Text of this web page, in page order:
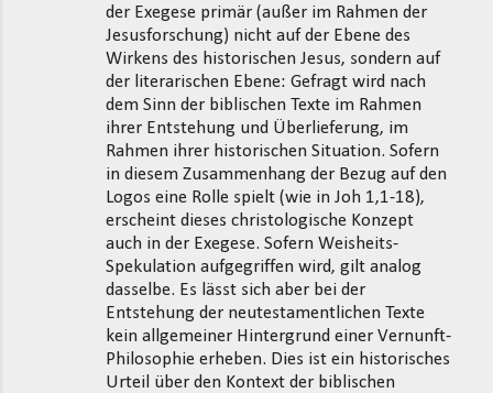
der Exegese primär (außer im Rahmen der
Jesusforschung) nicht auf der Ebene des
Wirkens des historischen Jesus, sondern auf
der literarischen Ebene: Gefragt wird nach
dem Sinn der biblischen Texte im Rahmen
ihrer Entstehung und Überlieferung, im
Rahmen ihrer historischen Situation. Sofern
in diesem Zusammenhang der Bezug auf den
Logos eine Rolle spielt (wie in Joh 1,1-18),
erscheint dieses christologische Konzept
auch in der Exegese. Sofern Weisheits-
Spekulation aufgegriffen wird, gilt analog
dasselbe. Es lässt sich aber bei der
Entstehung der neutestamentlichen Texte
kein allgemeiner Hintergrund einer Vernunft-
Philosophie erheben. Dies ist ein historisches
Urteil über den Kontext der biblischen